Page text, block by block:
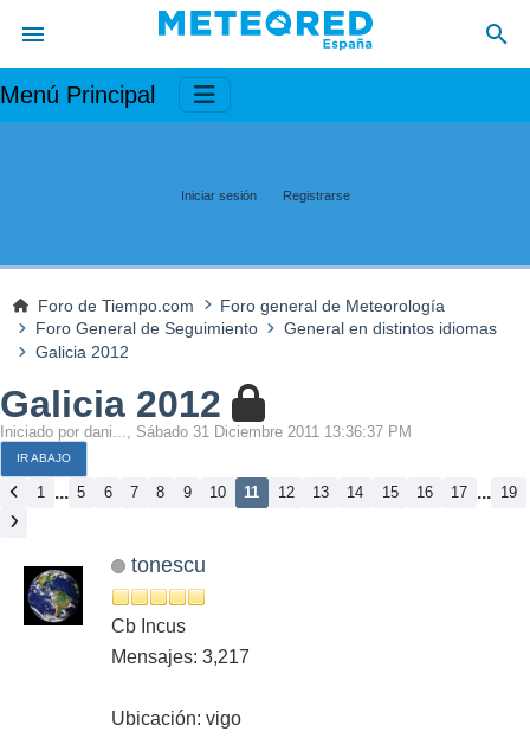
Menú Principal
Iniciar sesión Registrarse
Foro de Tiempo.com
Foro general de Meteorología
Foro General de Seguimiento
General en distintos idiomas
Galicia 2012
Galicia 2012
Iniciado por dani..., Sábado 31 Diciembre 2011 13:36:37 PM
IR ABAJO
1 ... 5 6 7 8 9 10 11 12 13 14 15 16 17 ... 19
tonescu
Cb Incus
Mensajes: 3,217
Ubicación: vigo